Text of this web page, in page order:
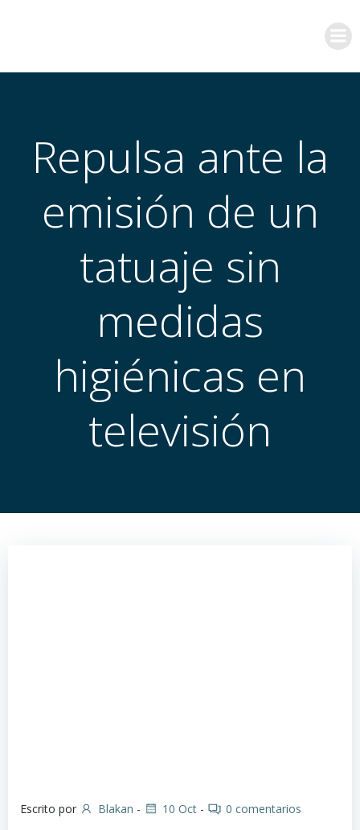
Repulsa ante la
emisión de un
tatuaje sin
medidas
higiénicas en
televisión
Escrito por Blakan - 10 Oct - 0 comentarios